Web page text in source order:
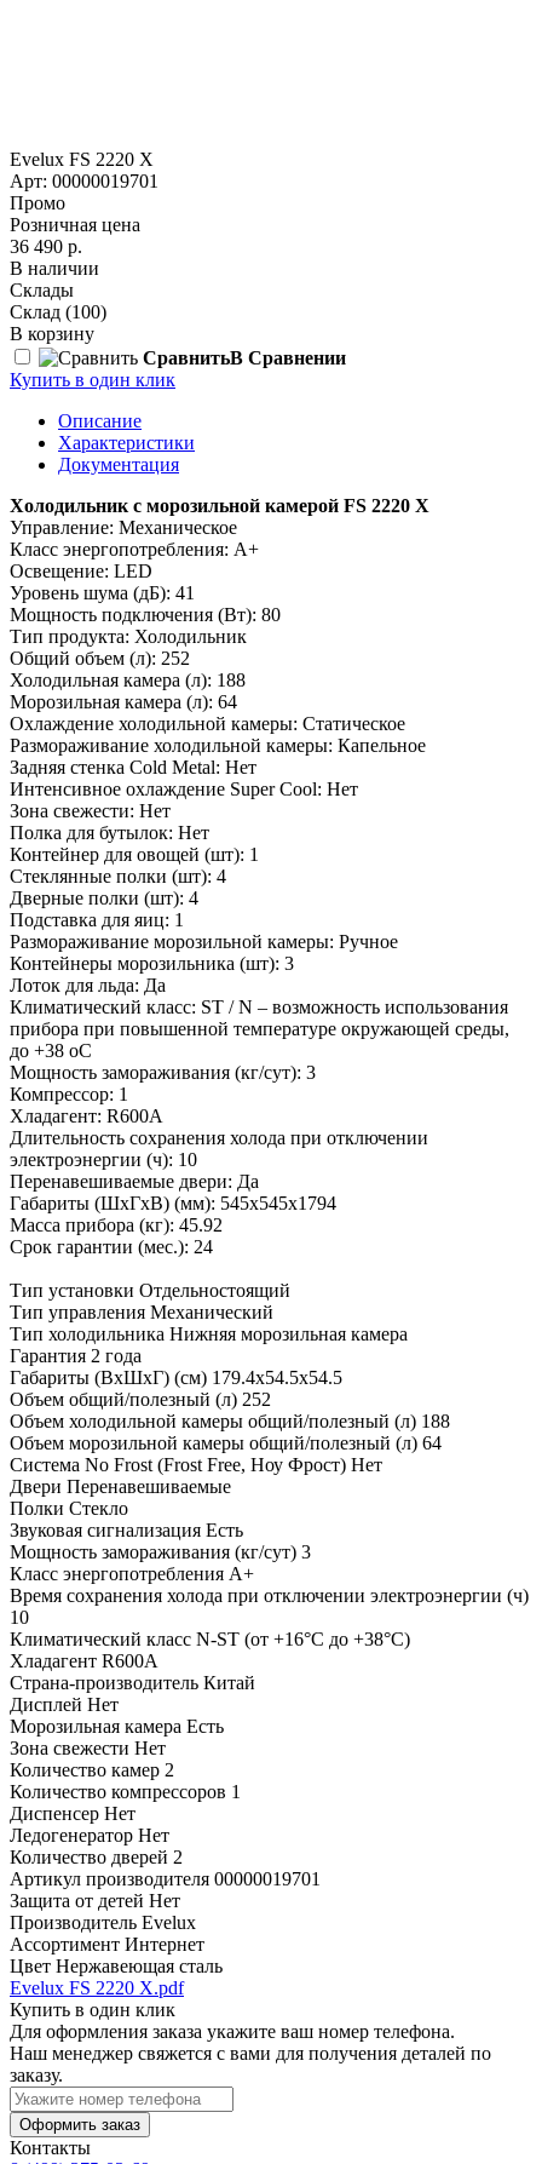
Evelux FS 2220 X
Арт: 00000019701
Промо
Розничная цена
36 490 р.
В наличии
Склады
Склад (100)
В корзину
СравнитьВ Сравнении
Купить в один клик
Описание
Характеристики
Документация
Холодильник с морозильной камерой FS 2220 X
Управление: Механическое
Класс энергопотребления: A+
Освещение: LED
Уровень шума (дБ): 41
Мощность подключения (Вт): 80
Тип продукта: Холодильник
Общий объем (л): 252
Холодильная камера (л): 188
Морозильная камера (л): 64
Охлаждение холодильной камеры: Статическое
Размораживание холодильной камеры: Капельное
Задняя стенка Cold Metal: Нет
Интенсивное охлаждение Super Cool: Нет
Зона свежести: Нет
Полка для бутылок: Нет
Контейнер для овощей (шт): 1
Стеклянные полки (шт): 4
Дверные полки (шт): 4
Подставка для яиц: 1
Размораживание морозильной камеры: Ручное
Контейнеры морозильника (шт): 3
Лоток для льда: Да
Климатический класс: ST / N – возможность использования
прибора при повышенной температуре окружающей среды,
до +38 оС
Мощность замораживания (кг/сут): 3
Компрессор: 1
Хладагент: R600A
Длительность сохранения холода при отключении
электроэнергии (ч): 10
Перенавешиваемые двери: Да
Габариты (ШхГxВ) (мм): 545х545х1794
Масса прибора (кг): 45.92
Срок гарантии (мес.): 24
Тип установки Отдельностоящий
Тип управления Механический
Тип холодильника Нижняя морозильная камера
Гарантия 2 года
Габариты (ВхШхГ) (см) 179.4х54.5х54.5
Объем общий/полезный (л) 252
Объем холодильной камеры общий/полезный (л) 188
Объем морозильной камеры общий/полезный (л) 64
Система No Frost (Frost Free, Ноу Фрост) Нет
Двери Перенавешиваемые
Полки Стекло
Звуковая сигнализация Есть
Мощность замораживания (кг/сут) 3
Класс энергопотребления A+
Время сохранения холода при отключении электроэнергии (ч)
10
Климатический класс N-ST (от +16°С до +38°С)
Хладагент R600A
Страна-производитель Китай
Дисплей Нет
Морозильная камера Есть
Зона свежести Нет
Количество камер 2
Количество компрессоров 1
Диспенсер Нет
Ледогенератор Нет
Количество дверей 2
Артикул производителя 00000019701
Защита от детей Нет
Производитель Evelux
Ассортимент Интернет
Цвет Нержавеющая сталь
Evelux FS 2220 X.pdf
Купить в один клик
Для оформления заказа укажите ваш номер телефона.
Наш менеджер свяжется с вами для получения деталей по
заказу.
Оформить заказ
Контакты